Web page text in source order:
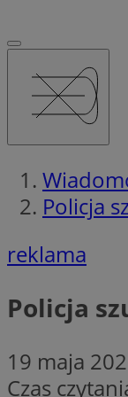
Policja
reklama
Policja
19 maja
Czas